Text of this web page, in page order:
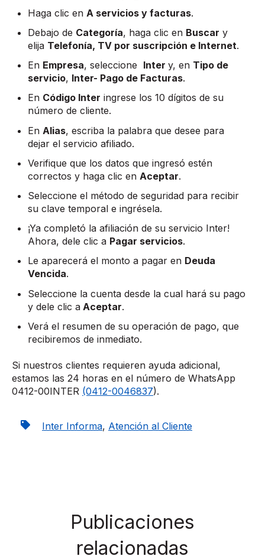
Haga clic en A servicios y facturas.
Debajo de Categoría, haga clic en Buscar y
elija Telefonía, TV por suscripción e Internet.
En Empresa, seleccione Intery, en Tipo de
servicio, Inter- Pago de Facturas.
En Código Inter ingrese los 10 dígitos de su
número de cliente.
En Alias, escriba la palabra que desee para
dejar el servicio afiliado.
Verifique que los datos que ingresó estén
correctos y haga clic en Aceptar.
Seleccione el método de seguridad para recibir
su clave temporal e ingrésela.
¡Ya completó la afiliación de su servicio Inter!
Ahora, dele clic a Pagar servicios.
Le aparecerá el monto a pagar en Deuda
Vencida.
Seleccione la cuenta desde la cual hará su pago
y dele clic a Aceptar.
Verá el resumen de su operación de pago, que
recibiremos de inmediato.
Si nuestros clientes requieren ayuda adicional,
estamos las 24 horas en el número de WhatsApp
0412-00INTER (0412-0046837).
Inter Informa, Atención al Cliente
Publicaciones
relacionadas